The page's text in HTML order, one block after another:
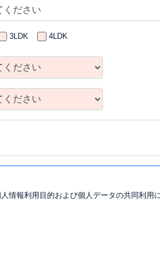
3LDK 4LDK
情報利用目的および個人データの共同利用